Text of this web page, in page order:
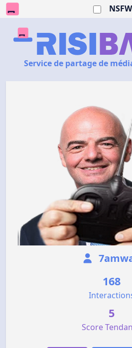
NSFW
Service de partage de
168
5
Score